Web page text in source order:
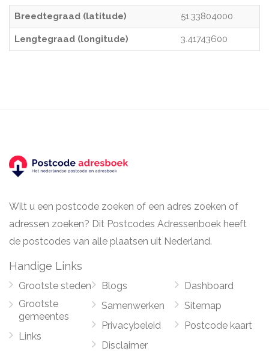
Breedtegraad (latitude) 51.33804000
Lengtegraad (longitude) 3.41743600
Wilt u een postcode zoeken of een adres zoeken of
adressen zoeken? Dit Postcodes Adressenboek heeft
de postcodes van alle plaatsen uit Nederland.
Handige Links
Grootste steden
Grootste
gemeentes
Links
Blogs
Samenwerken
Privacybeleid
Disclaimer
Dashboard
Sitemap
Postcode kaart